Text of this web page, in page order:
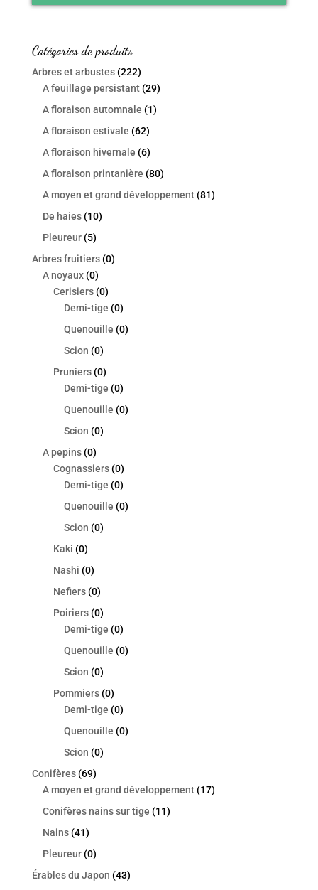
Catégories de produits
Arbres et arbustes (222)
A feuillage persistant (29)
A floraison automnale (1)
A floraison estivale (62)
A floraison hivernale (6)
A floraison printanière (80)
A moyen et grand développement (81)
De haies (10)
Pleureur (5)
Arbres fruitiers (0)
A noyaux (0)
Cerisiers (0)
Demi-tige (0)
Quenouille (0)
Scion (0)
Pruniers (0)
Demi-tige (0)
Quenouille (0)
Scion (0)
A pepins (0)
Cognassiers (0)
Demi-tige (0)
Quenouille (0)
Scion (0)
Kaki (0)
Nashi (0)
Nefiers (0)
Poiriers (0)
Demi-tige (0)
Quenouille (0)
Scion (0)
Pommiers (0)
Demi-tige (0)
Quenouille (0)
Scion (0)
Conifères (69)
A moyen et grand développement (17)
Conifères nains sur tige (11)
Nains (41)
Pleureur (0)
Érables du Japon (43)